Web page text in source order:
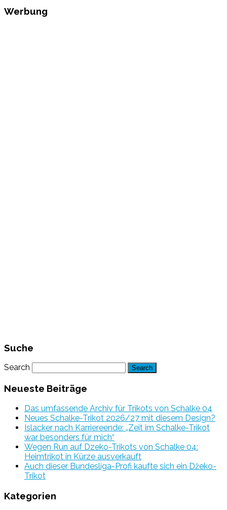
Werbung
Suche
Search
Neueste Beiträge
Das umfassende Archiv für Trikots von Schalke 04
Neues Schalke-Trikot 2026/27 mit diesem Design?
Islacker nach Karriereende: „Zeit im Schalke-Trikot
war besonders für mich“
Wegen Run auf Dzeko-Trikots von Schalke 04:
Heimtrikot in Kürze ausverkauft
Auch dieser Bundesliga-Profi kaufte sich ein Džeko-
Trikot
Kategorien